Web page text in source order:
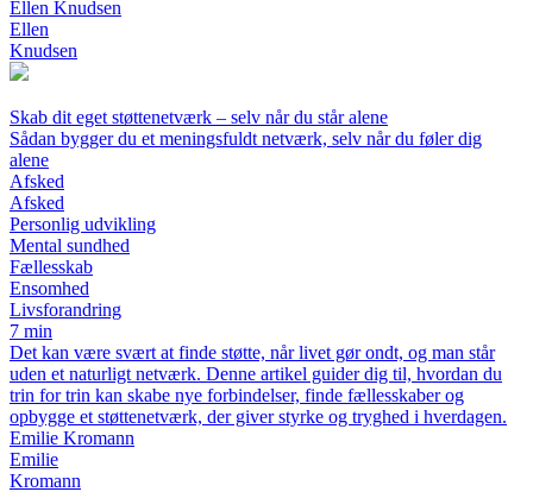
Ellen Knudsen
Ellen
Knudsen
Skab dit eget støttenetværk – selv når du står alene
Sådan bygger du et meningsfuldt netværk, selv når du føler dig
alene
Afsked
Afsked
Personlig udvikling
Mental sundhed
Fællesskab
Ensomhed
Livsforandring
7 min
Det kan være svært at finde støtte, når livet gør ondt, og man står
uden et naturligt netværk. Denne artikel guider dig til, hvordan du
trin for trin kan skabe nye forbindelser, finde fællesskaber og
opbygge et støttenetværk, der giver styrke og tryghed i hverdagen.
Emilie Kromann
Emilie
Kromann